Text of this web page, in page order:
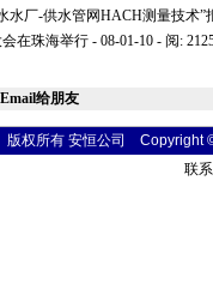
水厂-供水管网HACH测量技术”
在珠海举行 - 08-01-10 - 阅:
Email给朋友
版权所有 安恒公司 Copyright
联